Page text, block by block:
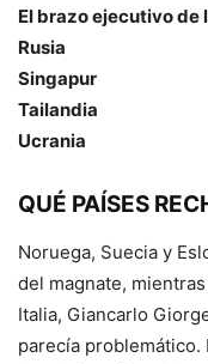
El brazo ejecutivo de
Rusia
Singapur
Tailandia
Ucrania
QUÉ PAÍSES
Noruega, Suecia y
del magnate,
Italia, Giancarlo
parecía